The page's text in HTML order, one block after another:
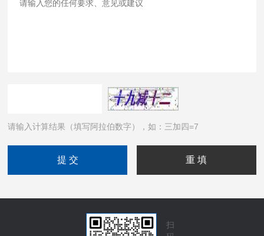
请输入计算结果（填写阿拉伯数字），如：三加四=7
扫